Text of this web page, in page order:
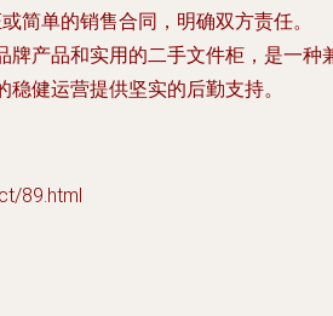
简单的销售合同，明确双方责任。
牌产品和实用的二手文件柜 ，是一
健运营提供坚实的后勤支持。
89.html